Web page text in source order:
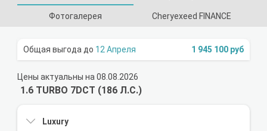
Фотогалерея Cheryexeed FINANCE
12 Апреля 1 945 100 руб
Цены актуальны на 08.08.2026
1.6 TURBO 7DCT (186 Л.С.)
Luxury